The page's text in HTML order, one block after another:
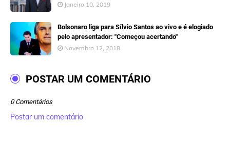
Janeiro 10, 2019
Bolsonaro liga para Sílvio Santos ao vivo e é elogiado
pelo apresentador: "Começou acertando"
Novembro 12, 2018
POSTAR UM COMENTÁRIO
0 Comentários
Postar um comentário